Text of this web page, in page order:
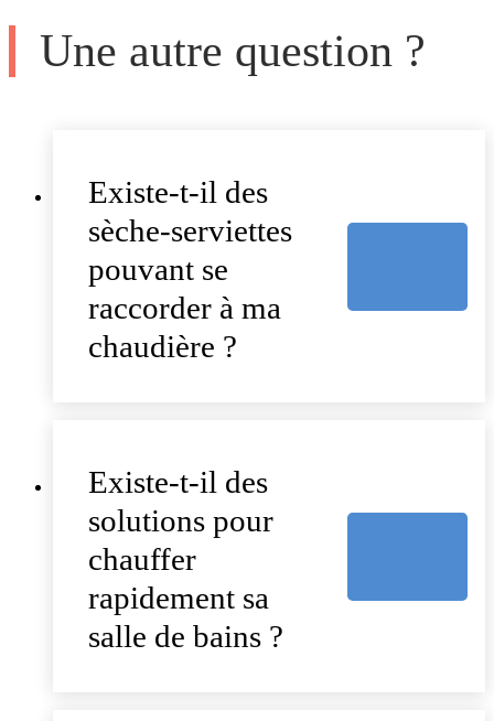
Une autre question ?
Existe-t-il des
sèche-serviettes
pouvant se
raccorder à ma
chaudière ?
Existe-t-il des
solutions pour
chauffer
rapidement sa
salle de bains ?